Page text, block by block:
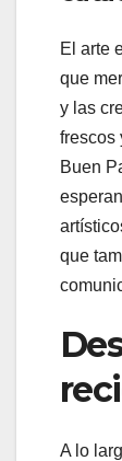
El arte
que
y las
frescos
Buen
que
A lo